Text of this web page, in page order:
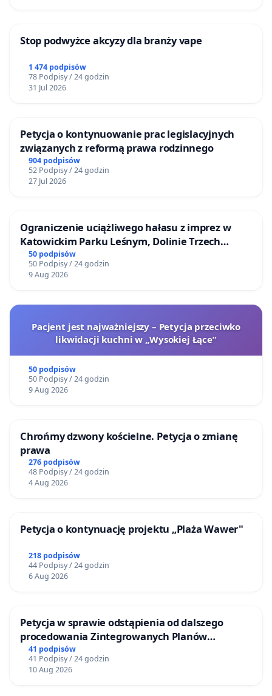
Stop podwyżce akcyzy dla branży vape
1 474 podpisów
78 Podpisy / 24 godzin
31 Jul 2026
Petycja o kontynuowanie prac legislacyjnych
związanych z reformą prawa rodzinnego
904 podpisów
52 Podpisy / 24 godzin
27 Jul 2026
Ograniczenie uciążliwego hałasu z imprez w
Katowickim Parku Leśnym, Dolinie Trzech
Stawów i na Lotnisku Muchowiec
50 podpisów
50 Podpisy / 24 godzin
9 Aug 2026
Pacjent jest najważniejszy – Petycja przeciwko
likwidacji kuchni w „Wysokiej Łące”
50 podpisów
50 Podpisy / 24 godzin
9 Aug 2026
Chrońmy dzwony kościelne. Petycja o zmianę
prawa
276 podpisów
48 Podpisy / 24 godzin
4 Aug 2026
Petycja o kontynuację projektu „Plaża Wawer"
218 podpisów
44 Podpisy / 24 godzin
6 Aug 2026
Petycja w sprawie odstąpienia od dalszego
procedowania Zintegrowanych Planów
Inwestycyjnych „Myślenice – Barnasiówka” oraz
„Myślenice – Bukówka”
41 podpisów
41 Podpisy / 24 godzin
10 Aug 2026